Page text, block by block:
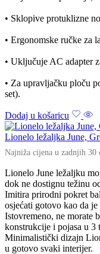
• Sklopive protuklizne
• Ergonomske ručke za
• Uključuje AC adapter
• Za upravljačku ploču
set).
Dodaj u košaricu
Lionelo ležaljka June,
Najniža cijena u zadnjih 30
Lionelo June ležaljku
dok ne dostignu težinu
Imitira prirodni pokret
osjećati gotovo kao da
Istovremeno, ne morate
konstrukcije i pojasa u 3
Minimalistički dizajn
u gotovo svaki interijer.